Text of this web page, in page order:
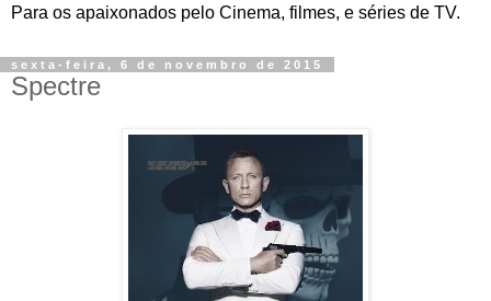
Para os apaixonados pelo Cinema, filmes, e séries de TV.
sexta-feira, 6 de novembro de 2015
Spectre